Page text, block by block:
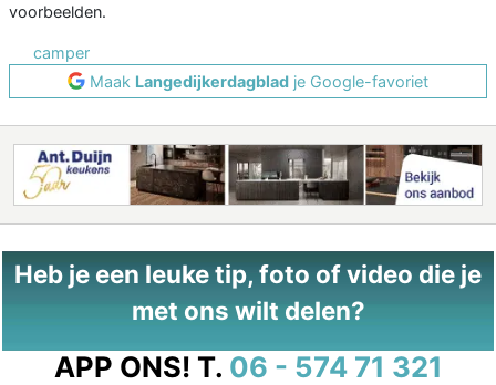
voorbeelden.
camper
Maak Langedijkerdagblad je Google-favoriet
Heb je een leuke tip, foto of video die je
met ons wilt delen?
APP ONS! T. 06 - 574 71 321